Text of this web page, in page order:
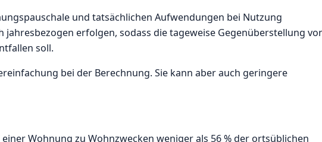
und tatsächlichen Aufwendungen bei Nutzung
erfolgen, sodass die tageweise Gegenüberstellung
soll.
bei der Berechnung. Sie kann aber auch geringere
Wohnung zu Wohnzwecken weniger als 56 % der ortsüblichen